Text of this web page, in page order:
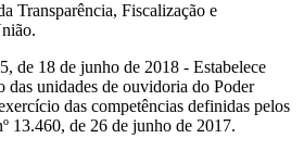
Transparência, Fiscalização e
de 18 de junho de 2018 - Estabelece
das unidades de ouvidoria do Poder
das competências definidas pelos
13.460, de 26 de junho de 2017.